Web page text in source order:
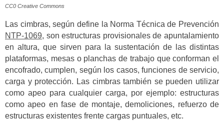
CC0 Creative Commons
Las cimbras, según define la Norma Técnica de Prevención
NTP-1069, son estructuras provisionales de apuntalamiento
en altura, que sirven para la sustentación de las distintas
plataformas, mesas o planchas de trabajo que conforman el
encofrado, cumplen, según los casos, funciones de servicio,
carga y protección. Las cimbras también se pueden utilizar
como apeo para cualquier carga, por ejemplo: estructuras
como apeo en fase de montaje, demoliciones, refuerzo de
estructuras existentes frente cargas puntuales, etc.